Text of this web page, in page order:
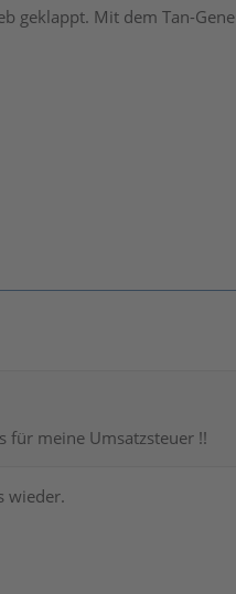
geklappt. Mit dem Tan-
für meine Umsatzsteuer !!
wieder.